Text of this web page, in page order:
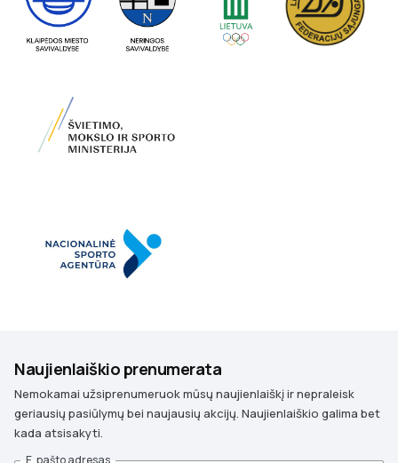
Naujienlaiškio prenumerata
Nemokamai užsiprenumeruok mūsų naujienlaiškį ir nepraleisk
geriausių pasiūlymų bei naujausių akcijų. Naujienlaiškio galima bet
kada atsisakyti.
E. pašto adresas